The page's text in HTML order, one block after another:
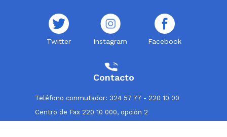
Twitter Instagram Facebook
Contacto
Teléfono conmutador: 324 57 77 - 220 10 00
Centro de Fax 220 10 000, opción 2